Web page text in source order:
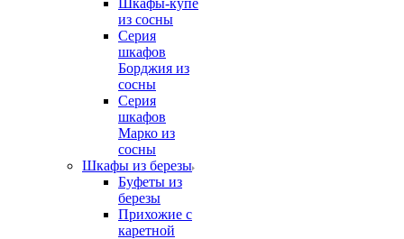
Шкафы-купе
из сосны
Серия
шкафов
Борджия из
сосны
Серия
шкафов
Марко из
сосны
Шкафы из березы
Буфеты из
березы
Прихожие с
каретной